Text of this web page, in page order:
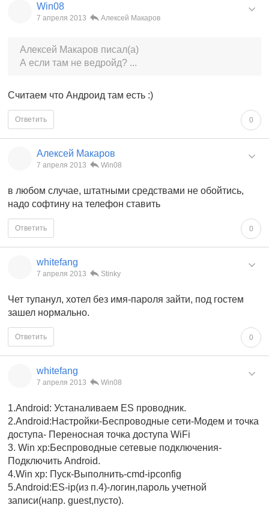
Win08
7 апреля 2013 Алексей Макаров
Алексей Макаров писал(а)
А если там не ведройд? ...
Считаем что Андроид там есть :)
0
Ответить
Алексей Макаров
7 апреля 2013 Win08
в любом случае, штатными средствами не обойтись,
надо софтину на телефон ставить
0
Ответить
whitefang
7 апреля 2013 Stinky
Чет тупанул, хотел без имя-пароля зайти, под гостем
зашел нормально.
0
Ответить
whitefang
7 апреля 2013 Win08
1.Android: Устаналиваем ES проводник.
2.Android:Настройки-Беспроводные сети-Модем и точка
доступа- Переносная точка доступа WiFi
3. Win xp:Беспроводные сетевые подключения-
Подключить Android.
4.Win xp: Пуск-Выполнить-cmd-ipconfig
5.Android:ES-ip(из п.4)-логин,пароль учетной
записи(напр. guest,пусто).